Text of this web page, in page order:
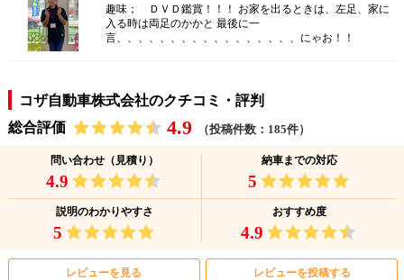
趣味； ＤＶＤ鑑賞！！！ お家を出るときは、左足、家に
入る時は両足のかかと 最後に一
言、、、、、、、、、、、、、、、、、にゃお！！
コザ自動車株式会社のクチコミ・評判
総合評価
4.9 （投稿件数：185件）
問い合わせ（見積り）
4.9
納車までの対応
5
説明のわかりやすさ
5
おすすめ度
4.9
レビューを見る レビューを投稿する